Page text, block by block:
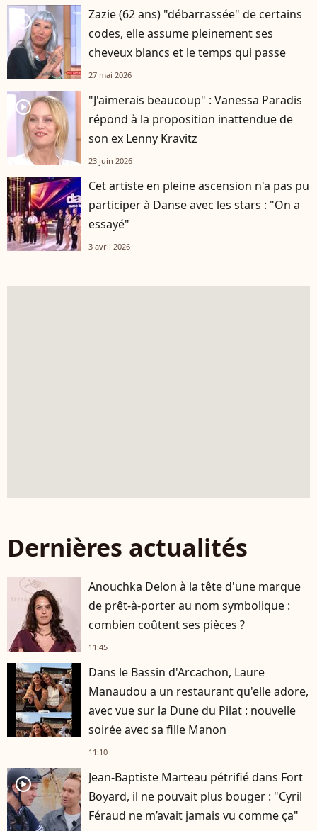
player2
Zazie (62 ans) "débarrassée" de certains
codes, elle assume pleinement ses
cheveux blancs et le temps qui passe
27 mai 2026
player2
"J'aimerais beaucoup" : Vanessa Paradis
répond à la proposition inattendue de
son ex Lenny Kravitz
23 juin 2026
Cet artiste en pleine ascension n'a pas pu
participer à Danse avec les stars : "On a
essayé"
3 avril 2026
Dernières actualités
Anouchka Delon à la tête d'une marque
de prêt-à-porter au nom symbolique :
combien coûtent ses pièces ?
11:45
Dans le Bassin d'Arcachon, Laure
Manaudou a un restaurant qu'elle adore,
avec vue sur la Dune du Pilat : nouvelle
soirée avec sa fille Manon
11:10
player2
Jean-Baptiste Marteau pétrifié dans Fort
Boyard, il ne pouvait plus bouger : "Cyril
Féraud ne m’avait jamais vu comme ça"